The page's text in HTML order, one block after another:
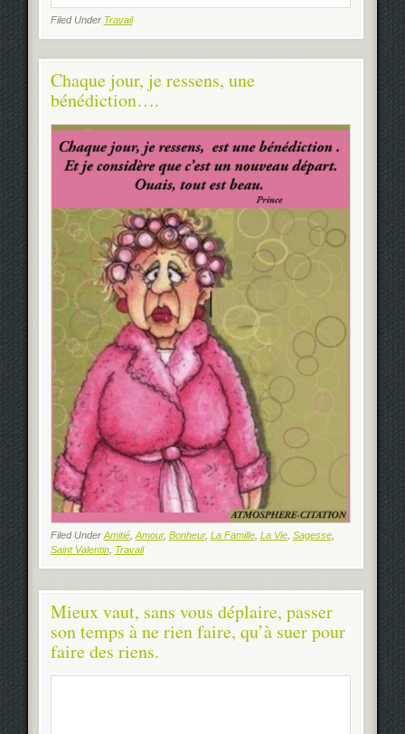
Filed Under Travail
Chaque jour, je ressens, une
bénédiction….
Filed UnderAmitié,Amour, Bonheur, La Famille, La Vie, Sagesse,
Saint Valentin, Travail
Mieux vaut, sans vous déplaire, passer
son temps à ne rien faire, qu’à suer pour
faire des riens.